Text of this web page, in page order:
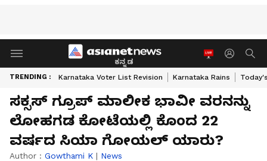
ಕನ್ನಡ
TRENDING : Karnataka Voter List Revision Karnataka Rains
ಸಕ್ಸಸ್‌ ಗ್ರೂಪ್ ಮಾಲೀಕ ಭಾವೀ ವರನನ್ನು
ಲೋಹಗಡ ಕೋಟೆಯಲ್ಲಿ ಕೊಂದ 22
ವರ್ಷದ ಸಿಯಾ ಗೋಯಲ್ ಯಾರು?
Author : Gowthami K | News